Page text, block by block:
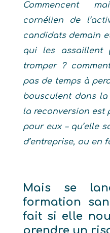
Commencent
cornélien de
candidats demain
qui les assaillent
tromper ?
pas de temps à
bousculent dans
la reconversion est
pour eux – qu’elle
d’entreprise, ou en
Mais se
formation
fait si elle
prendre un